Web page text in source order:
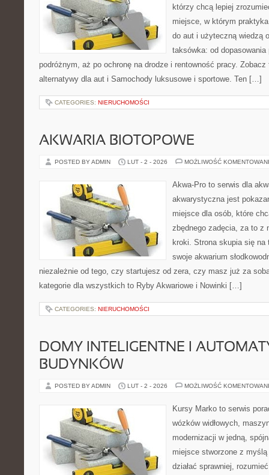
którzy chcą lepiej
miejsce, w którym
do aut i użyteczną wiedzą
taksówka: od
podróżnym, aż po ochronę na drodze i rentowność pracy.
alternatywy dla aut i Samochody luksusowe i sportowe. Ten […]
CATEGORIES: NIERUCHOMOŚCI
AKWARIA BIOTOPOWE
POSTED BY ADMIN LUT - 2 - 2026 MOŻLIWOŚĆ
Akwa-Pro to serwis dla
akwarystyczna jest
miejsce dla osób, które
zbędnego zadęcia, za to z
kroki. Strona skupia się na
swoje akwarium
niezależnie od tego, czy startujesz od zera, czy masz już za
kategorie dla wszystkich to Ryby Akwariowe i Nowinki […]
CATEGORIES: NIERUCHOMOŚCI
DOMY INTELIGENTNE I
BUDYNKÓW
POSTED BY ADMIN LUT - 2 - 2026 MOŻLIWOŚĆ
Kursy Marko to serwis
wózków widłowych,
modernizacji w jedną,
miejsce stworzone z
działać sprawniej,